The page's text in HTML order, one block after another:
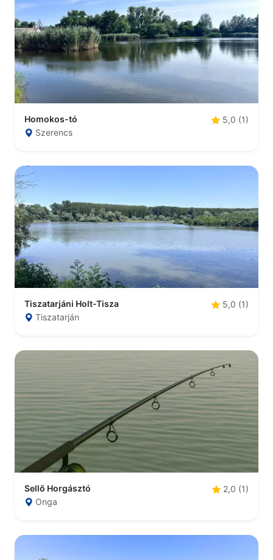
Homokos-tó
5,0 (1)
Szerencs
Tiszatarjáni Holt-Tisza
5,0 (1)
Tiszatarján
Sellő Horgásztó
2,0 (1)
Onga